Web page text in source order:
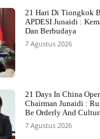
21 Hari Di Tiongkok
APDESI Junaidi :
Dan Berbudaya
7 Agustus 2026
21 Days In China
Chairman Junaidi :
Be Orderly And
7 Agustus 2026